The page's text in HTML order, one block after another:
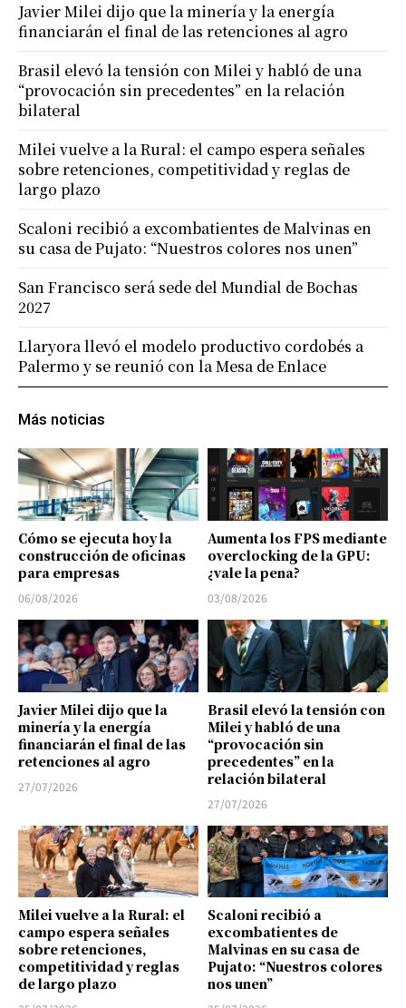
Más noticias
Cómo se ejecuta hoy la
construcción de oficinas
para empresas
06/08/2026
Aumenta los FPS mediante
overclocking de la GPU:
¿vale la pena?
03/08/2026
Javier Milei dijo que la
minería y la energía
financiarán el final de las
retenciones al agro
27/07/2026
Brasil elevó la tensión con
Milei y habló de una
“provocación sin
precedentes” en la
relación bilateral
27/07/2026
Milei vuelve a la Rural: el
campo espera señales
sobre retenciones,
competitividad y reglas
de largo plazo
Scaloni recibió a
excombatientes de
Malvinas en su casa de
Pujato: “Nuestros colores
nos unen”
Javier Milei dijo que la minería y la energía
financiarán el final de las retenciones al agro
Brasil elevó la tensión con Milei y habló de una
“provocación sin precedentes” en la relación
bilateral
Milei vuelve a la Rural: el campo espera señales
sobre retenciones, competitividad y reglas de
largo plazo
Scaloni recibió a excombatientes de Malvinas en
su casa de Pujato: “Nuestros colores nos unen”
San Francisco será sede del Mundial de Bochas
2027
Llaryora llevó el modelo productivo cordobés a
Palermo y se reunió con la Mesa de Enlace